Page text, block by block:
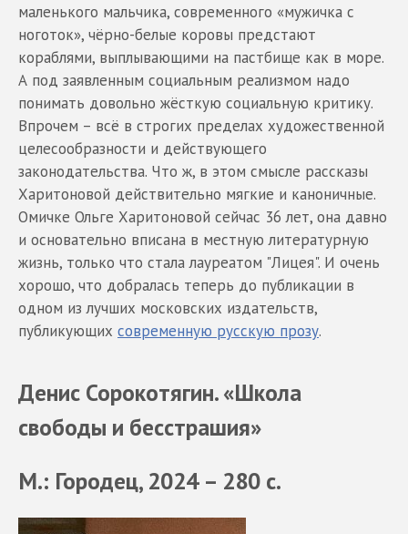
маленького мальчика, современного «мужичка с
ноготок», чёрно-белые коровы предстают
кораблями, выплывающими на пастбище как в море.
А под заявленным социальным реализмом надо
понимать довольно жёсткую социальную критику.
Впрочем – всё в строгих пределах художественной
целесообразности и действующего
законодательства. Что ж, в этом смысле рассказы
Харитоновой действительно мягкие и каноничные.
Омичке Ольге Харитоновой сейчас 36 лет, она давно
и основательно вписана в местную литературную
жизнь, только что стала лауреатом "Лицея". И очень
хорошо, что добралась теперь до публикации в
одном из лучших московских издательств,
публикующих современную русскую прозу.
Денис Сорокотягин. «Школа
свободы и бесстрашия»
М.: Городец, 2024 – 280 с.